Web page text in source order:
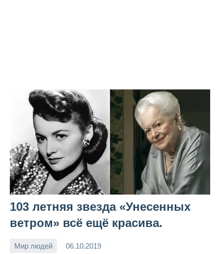
103 летняя звезда «Унесенных
ветром» всё ещё красива.
Мир людей 06.10.2019
Snow_owl